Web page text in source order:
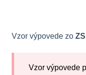
Vzor výpovede zo
Vzor výpovede